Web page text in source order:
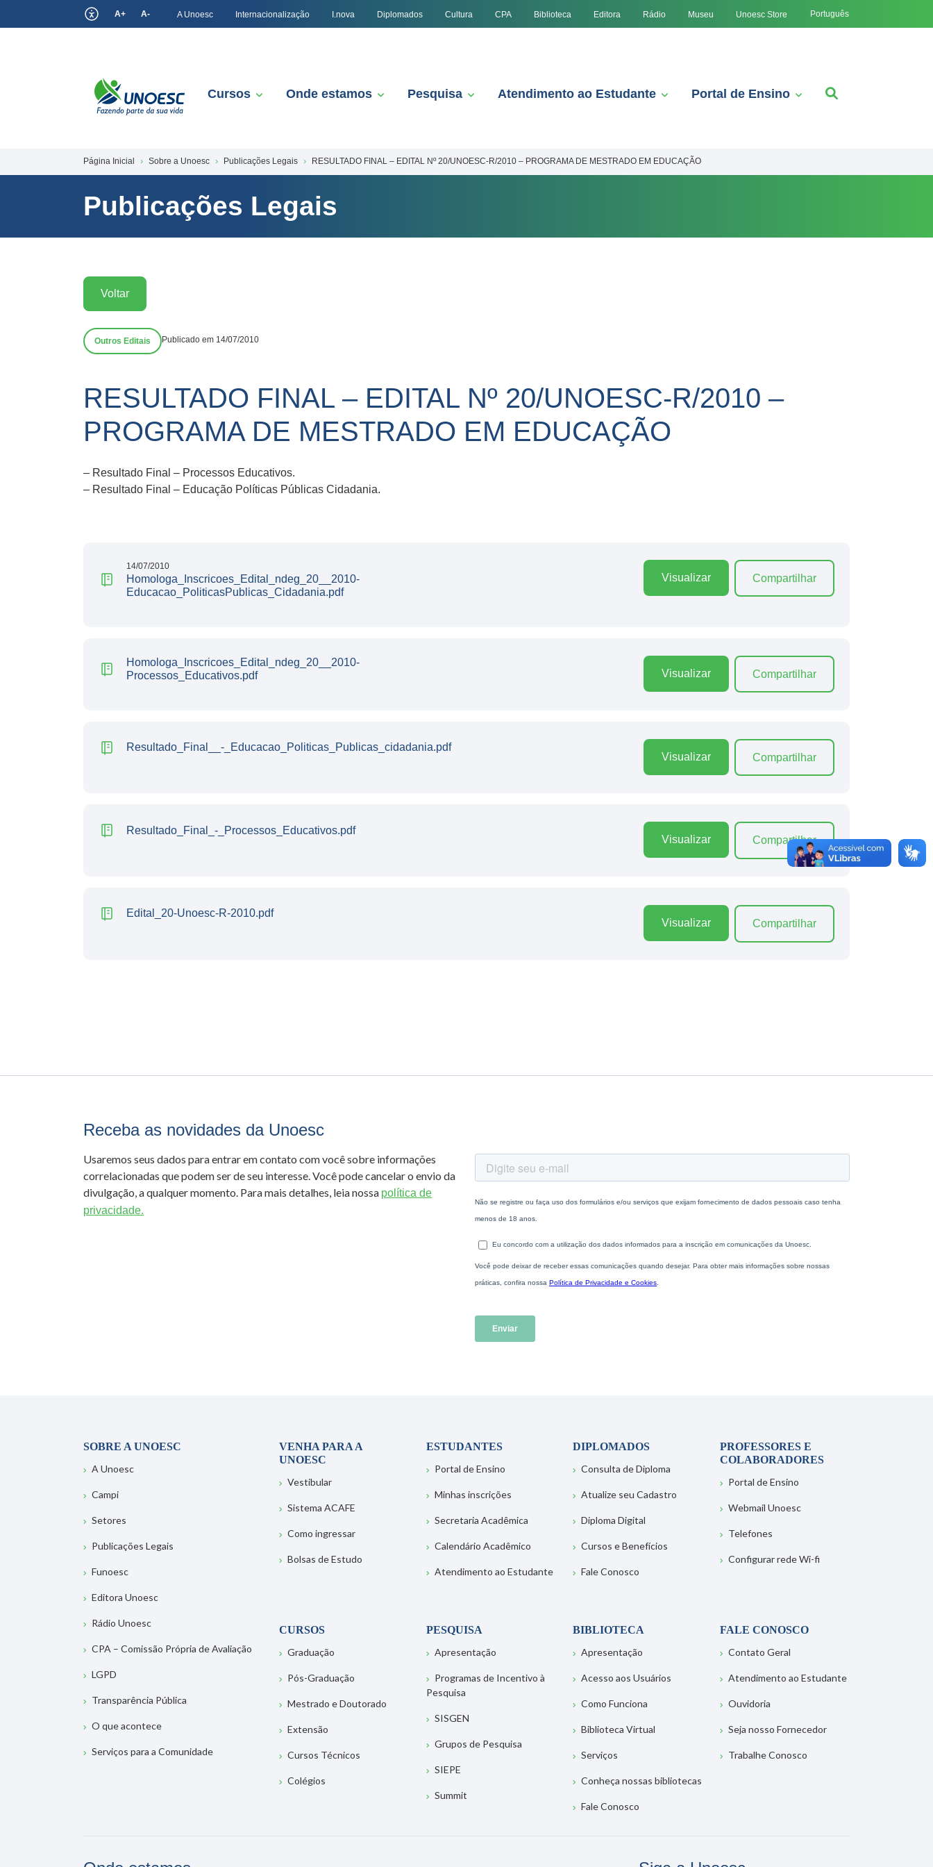
A+ A- A Unoesc Internacionalização I.nova Diplomados Cultura CPA Biblioteca Editora Rádio Museu Unoesc Store Português
Cursos Onde estamos Pesquisa Atendimento ao Estudante Portal de Ensino
Página Inicial Sobre a Unoesc Publicações Legais RESULTADO FINAL – EDITAL Nº 20/UNOESC-R/2010 – PROGRAMA DE MESTRADO EM EDUCAÇÃO
Publicações Legais
Voltar
Outros Editais Publicado em 14/07/2010
RESULTADO FINAL – EDITAL Nº 20/UNOESC-R/2010 –
PROGRAMA DE MESTRADO EM EDUCAÇÃO
– Resultado Final – Processos Educativos.
– Resultado Final – Educação Políticas Públicas Cidadania.
14/07/2010
Homologa_Inscricoes_Edital_ndeg_20__2010-
Educacao_PoliticasPublicas_Cidadania.pdf
Visualizar Compartilhar
Homologa_Inscricoes_Edital_ndeg_20__2010-
Processos_Educativos.pdf
Visualizar Compartilhar
Resultado_Final__-_Educacao_Politicas_Publicas_cidadania.pdf
Visualizar Compartilhar
Resultado_Final_-_Processos_Educativos.pdf
Visualizar Compartilhar
Edital_20-Unoesc-R-2010.pdf
Visualizar Compartilhar
Receba as novidades da Unoesc
Usaremos seus dados para entrar em contato com você sobre informações
correlacionadas que podem ser de seu interesse. Você pode cancelar o envio da
divulgação, a qualquer momento. Para mais detalhes, leia nossa política de
privacidade.
SOBRE A UNOESC
A Unoesc
Campi
Setores
Publicações Legais
Funoesc
Editora Unoesc
Rádio Unoesc
CPA – Comissão Própria de Avaliação
LGPD
Transparência Pública
O que acontece
Serviços para a Comunidade
VENHA PARA A
UNOESC
Vestibular
Sistema ACAFE
Como ingressar
Bolsas de Estudo
ESTUDANTES
Portal de Ensino
Minhas inscrições
Secretaria Acadêmica
Calendário Acadêmico
Atendimento ao Estudante
DIPLOMADOS
Consulta de Diploma
Atualize seu Cadastro
Diploma Digital
Cursos e Benefícios
Fale Conosco
PROFESSORES E
COLABORADORES
Portal de Ensino
Webmail Unoesc
Telefones
Configurar rede Wi-fi
CURSOS
Graduação
Pós-Graduação
Mestrado e Doutorado
Extensão
Cursos Técnicos
Colégios
PESQUISA
Apresentação
Programas de Incentivo à
Pesquisa
SISGEN
Grupos de Pesquisa
SIEPE
Summit
BIBLIOTECA
Apresentação
Acesso aos Usuários
Como Funciona
Biblioteca Virtual
Serviços
Conheça nossas bibliotecas
Fale Conosco
FALE CONOSCO
Contato Geral
Atendimento ao Estudante
Ouvidoria
Seja nosso Fornecedor
Trabalhe Conosco